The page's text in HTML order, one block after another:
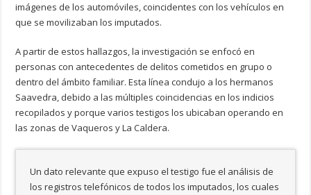
imágenes de los automóviles, coincidentes con los vehículos en
que se movilizaban los imputados.
A partir de estos hallazgos, la investigación se enfocó en
personas con antecedentes de delitos cometidos en grupo o
dentro del ámbito familiar. Esta línea condujo a los hermanos
Saavedra, debido a las múltiples coincidencias en los indicios
recopilados y porque varios testigos los ubicaban operando en
las zonas de Vaqueros y La Caldera.
Un dato relevante que expuso el testigo fue el análisis de
los registros telefónicos de todos los imputados, los cuales